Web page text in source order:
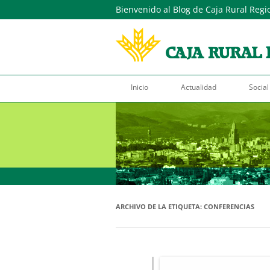
Bienvenido al Blog de Caja Rural
Inicio Actualidad Social
ARCHIVO DE LA ETIQUETA: CONFERENCIAS